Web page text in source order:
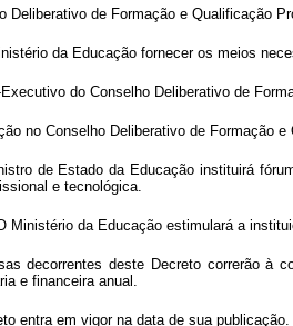
Deliberativo de Formação e Qualificação
da Educação fornecer os meios
do Conselho Deliberativo de
no Conselho Deliberativo de Formação
de Estado da Educação instituirá
e tecnológica.
Ministério da Educação estimulará a
decorrentes deste Decreto correrão à
e financeira anual.
entra em vigor na data de sua publicação.